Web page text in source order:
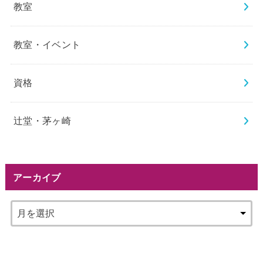
教室
教室・イベント
資格
辻堂・茅ヶ崎
アーカイブ